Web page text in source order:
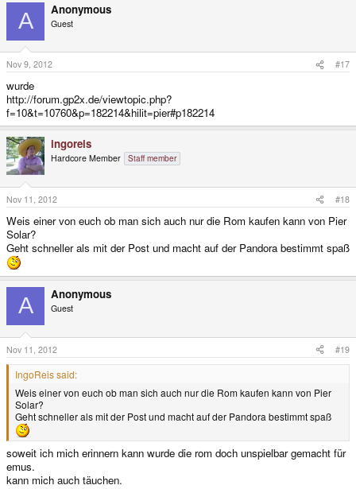
A Anonymous
Guest
Nov 9, 2012 #17
wurde
http://forum.gp2x.de/viewtopic.php?
f=10&t=10760&p=182214&hilit=pier#p182214
ingoreis
Hardcore Member Staff member
Nov 11, 2012 #18
Weis einer von euch ob man sich auch nur die Rom kaufen kann von Pier
Solar?
Geht schneller als mit der Post und macht auf der Pandora bestimmt spaß
A Anonymous
Guest
Nov 11, 2012 #19
IngoReis said:
Weis einer von euch ob man sich auch nur die Rom kaufen kann von Pier
Solar?
Geht schneller als mit der Post und macht auf der Pandora bestimmt spaß
soweit ich mich erinnern kann wurde die rom doch unspielbar gemacht für
emus.
kann mich auch täuchen.